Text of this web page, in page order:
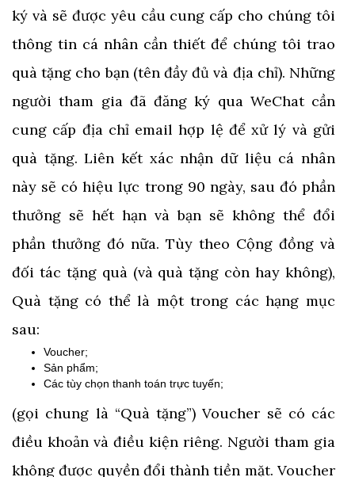
ký và sẽ được yêu cầu cung cấp cho chúng tôi
thông tin cá nhân cần thiết để chúng tôi trao
quà tặng cho bạn (tên đầy đủ và địa chỉ). Những
người tham gia đã đăng ký qua WeChat cần
cung cấp địa chỉ email hợp lệ để xử lý và gửi
quà tặng. Liên kết xác nhận dữ liệu cá nhân
này sẽ có hiệu lực trong 90 ngày, sau đó phần
thưởng sẽ hết hạn và bạn sẽ không thể đổi
phần thưởng đó nữa. Tùy theo Cộng đồng và
đối tác tặng quà (và quà tặng còn hay không),
Quà tặng có thể là một trong các hạng mục
sau:
Voucher;
Sản phẩm;
Các tùy chọn thanh toán trực tuyến;
(gọi chung là “Quà tặng”) Voucher sẽ có các
điều khoản và điều kiện riêng. Người tham gia
không được quyền đổi thành tiền mặt. Voucher